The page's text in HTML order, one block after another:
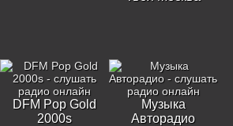
DFM Pop Gold
2000s
Музыка
Авторадио